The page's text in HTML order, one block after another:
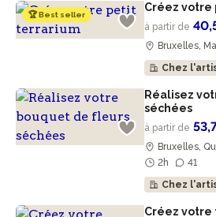
🏆 Best seller
Créez
à partir de
Bruxelles,
Chez
Réalisez
séchées
à partir de
Bruxelles,
2h
41
Chez
Créez votre